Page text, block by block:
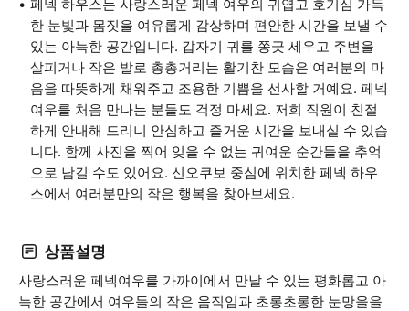
페넥 하우스는 사랑스러운 페넥 여우의 귀엽고 호기심 가득
한 눈빛과 몸짓을 여유롭게 감상하며 편안한 시간을 보낼 수
있는 아늑한 공간입니다. 갑자기 귀를 쫑긋 세우고 주변을
살피거나 작은 발로 총총거리는 활기찬 모습은 여러분의 마
음을 따뜻하게 채워주고 조용한 기쁨을 선사할 거예요. 페넥
여우를 처음 만나는 분들도 걱정 마세요. 저희 직원이 친절
하게 안내해 드리니 안심하고 즐거운 시간을 보내실 수 있습
니다. 함께 사진을 찍어 잊을 수 없는 귀여운 순간들을 추억
으로 남길 수도 있어요. 신오쿠보 중심에 위치한 페넥 하우
스에서 여러분만의 작은 행복을 찾아보세요.
상품설명
사랑스러운 페넥여우를 가까이에서 만날 수 있는 평화롭고 아
늑한 공간에서 여우들의 작은 움직임과 초롱초롱한 눈망울을